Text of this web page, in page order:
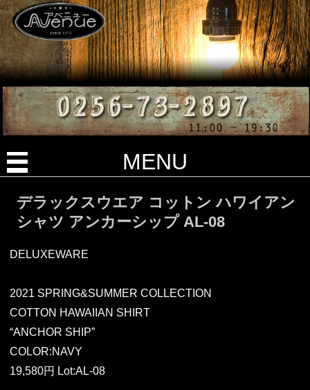
MENU
デラックスウエア コットン ハワイアン
シャツ アンカーシップ AL-08
DELUXEWARE
2021 SPRING&SUMMER COLLECTION
COTTON HAWAIIAN SHIRT
“ANCHOR SHIP”
COLOR:NAVY
19,580円 Lot:AL-08